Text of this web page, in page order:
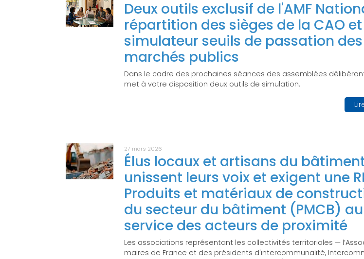
Deux outils exclusif de l'AMF
répartition des sièges de la CAO et
simulateur seuils de passation des
marchés publics
Dans le cadre des prochaines séances des assemblées
met à votre disposition deux outils de simulation.
27 mars 2026
Élus locaux et artisans du
unissent leurs voix et exigent une
Produits et matériaux de
du secteur du bâtiment (PMCB) au
service des acteurs de proximité
Les associations représentant les collectivités territoriales —
maires de France et des présidents d'intercommunalité,